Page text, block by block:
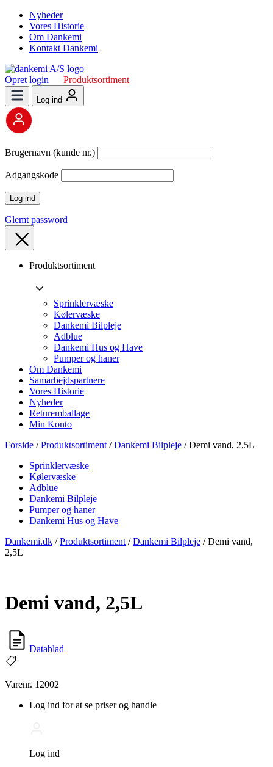
Nyheder
Vores Historie
Om Dankemi
Kontakt Dankemi
Opret login Produktsortiment
Log ind
Brugernavn (kunde nr.)
Adgangskode
Glemt password
Produktsortiment
Sprinklervæske
Kølervæske
Dankemi Bilpleje
Adblue
Dankemi Hus og Have
Pumper og haner
Om Dankemi
Samarbejdspartnere
Vores Historie
Nyheder
Returemballage
Min Konto
Forside /Produktsortiment /Dankemi Bilpleje / Demi vand, 2,5L
Sprinklervæske
Kølervæske
Adblue
Dankemi Bilpleje
Pumper og haner
Dankemi Hus og Have
Dankemi.dk /Produktsortiment /Dankemi Bilpleje /Demi vand,
2,5L
Demi vand, 2,5L
Datablad
Varenr. 12002
Log ind for at se priser og handle
Log ind